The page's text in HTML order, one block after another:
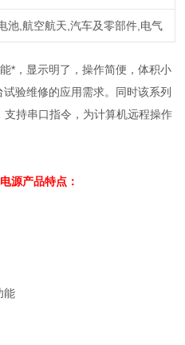
池,航空航天,汽车及零部件,电气
*，显示明了，操作简便，体积小
验维修的应用需求。同时该系列
持串口指令，为计算机远程操作
源产品特点：
能